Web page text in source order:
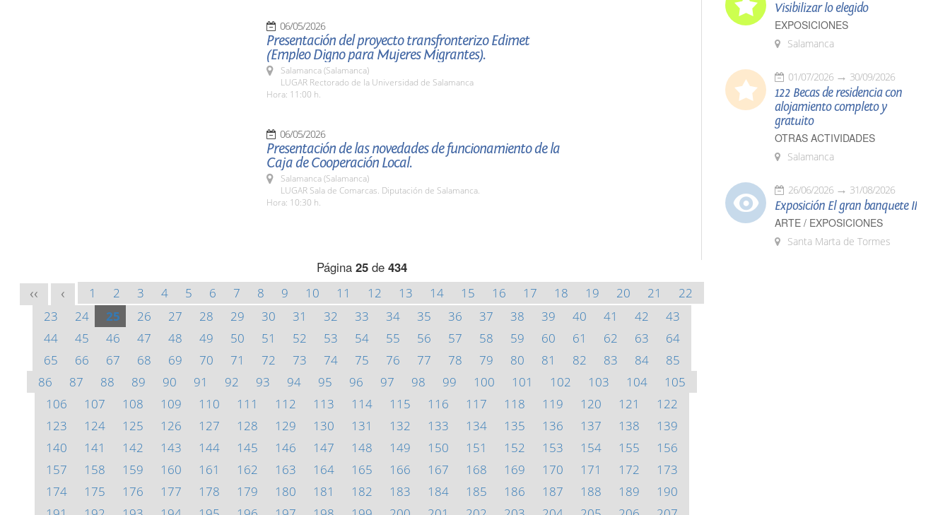
06/05/2026
Presentación del proyecto transfronterizo Edimet
(Empleo Digno para Mujeres Migrantes).
Salamanca (Salamanca)
LUGAR Rectorado de la Universidad de Salamanca
Hora: 11:00 h.
06/05/2026
Presentación de las novedades de funcionamiento de la
Caja de Cooperación Local.
Salamanca (Salamanca)
LUGAR Sala de Comarcas. Diputación de Salamanca.
Hora: 10:30 h.
Página 25 de 434
<< < 1 2 3 4 5 6 7 8 9 10 11 12 13 14 15 16 17 18 19 20 21
22
23
24 25 26 27 28 29 30 31 32 33 34 35 36 37 38 39 40 41 42
43
44
45 46 47 48 49 50 51 52 53 54 55 56 57 58 59 60 61 62 63
64
65
66 67 68 69 70 71 72 73 74 75 76 77 78 79 80 81 82 83 84
85
86
87 88 89 90 91 92 93 94 95 96 97 98 99 100 101 102 103 104
105
106
107 108 109 110 111 112 113 114 115 116 117 118 119 120 121
122
123
124 125 126 127 128 129 130 131 132 133 134 135 136 137 138
139
140
141 142 143 144 145 146 147 148 149 150 151 152 153 154 155
156
157
158 159 160 161 162 163 164 165 166 167 168 169 170 171 172
173
174
175 176 177 178 179 180 181 182 183 184 185 186 187 188 189
190
Visibilizar lo elegido
EXPOSICIONES
Salamanca
01/07/2026 30/09/2026
122 Becas de residencia con
alojamiento completo y
gratuito
OTRAS ACTIVIDADES
Salamanca
26/06/2026 31/08/2026
Exposición El gran banquete II
ARTE / EXPOSICIONES
Santa Marta de Tormes